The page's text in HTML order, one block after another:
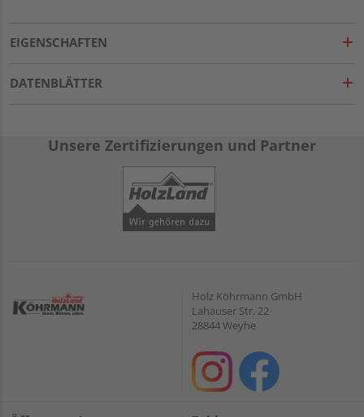
EIGENSCHAFTEN
DATENBLÄTTER
Unsere Zertifizierungen und Partner
Holz Köhrmann GmbH
Lahauser Str. 22
28844 Weyhe